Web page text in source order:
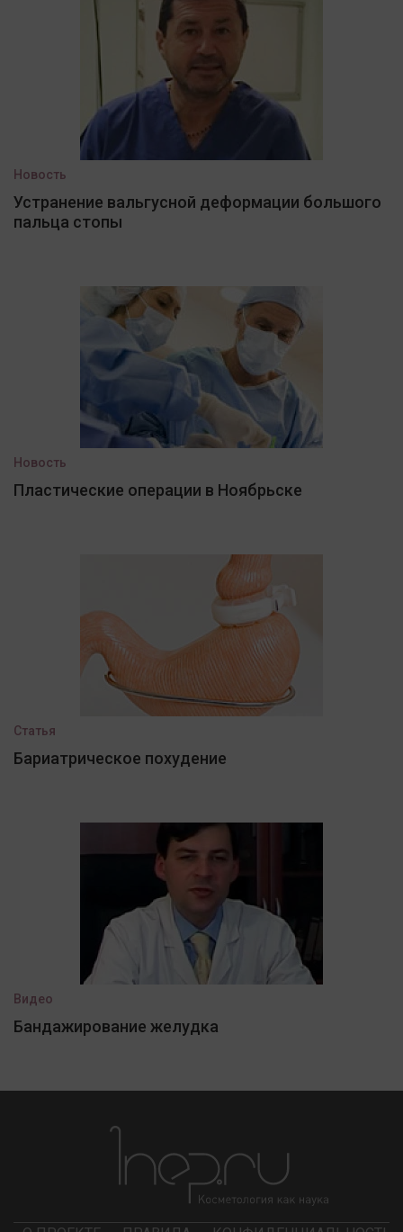
Новость
Устранение вальгусной деформации большого
пальца стопы
Новость
Пластические операции в Ноябрьске
Статья
Бариатрическое похудение
Видео
Бандажирование желудка